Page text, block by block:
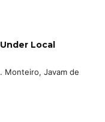
Local
Monteiro, Javam de